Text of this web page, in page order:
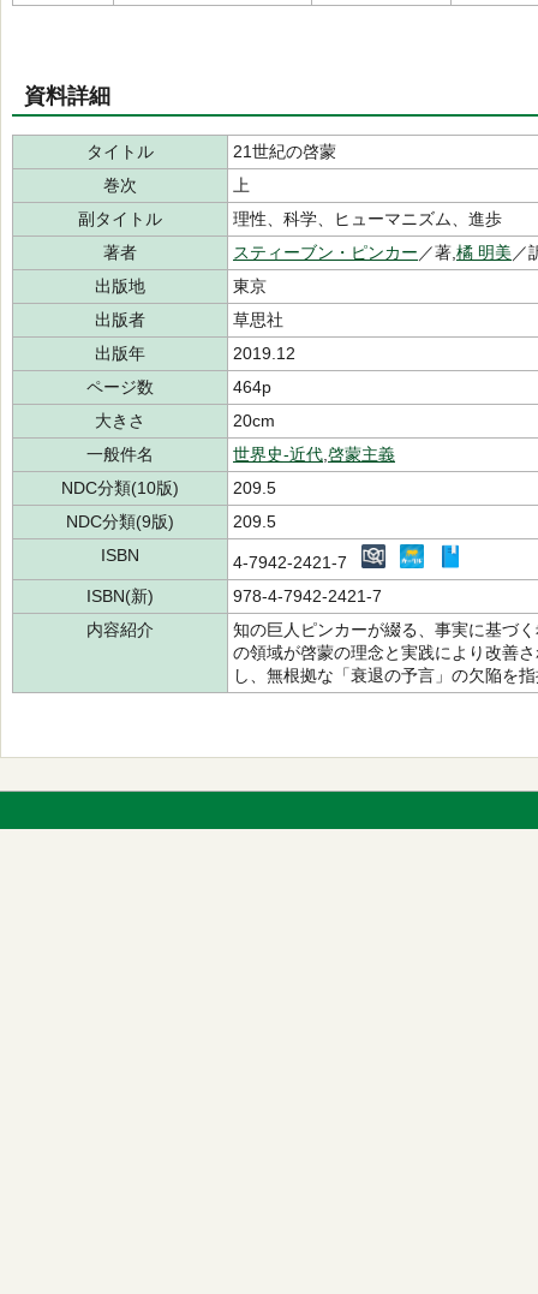
資料詳細
タイトル
21世紀の啓蒙
巻次
上
副タイトル
理性、科学、ヒューマニズム、進歩
著者
スティーブン・ピンカー ／著, 橘 明美 ／
出版地
東京
出版者
草思社
出版年
2019.12
ページ数
464p
大きさ
20cm
一般件名
世界史-近代 啓蒙主義
NDC分類(10版)
209.5
NDC分類(9版)
209.5
ISBN
4-7942-2421-7
ISBN(新)
978-4-7942-2421-7
内容紹介
知の巨人ピンカーが綴る、事実に基づ
の領域が啓蒙の理念と実践により改善
し、無根拠な「衰退の予言」の欠陥を